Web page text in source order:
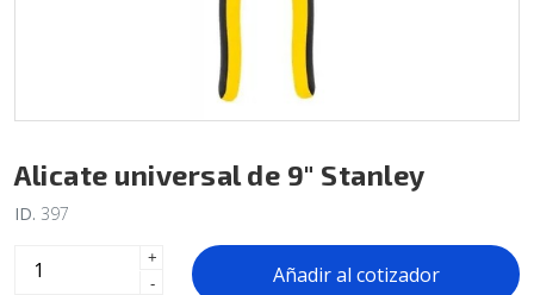
Alicate universal de 9" Stanley
ID. 397
+
-
Añadir al cotizador